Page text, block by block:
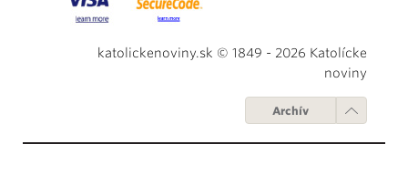
katolickenoviny.sk © 1849 - 2026 Katolícke
noviny
Archív